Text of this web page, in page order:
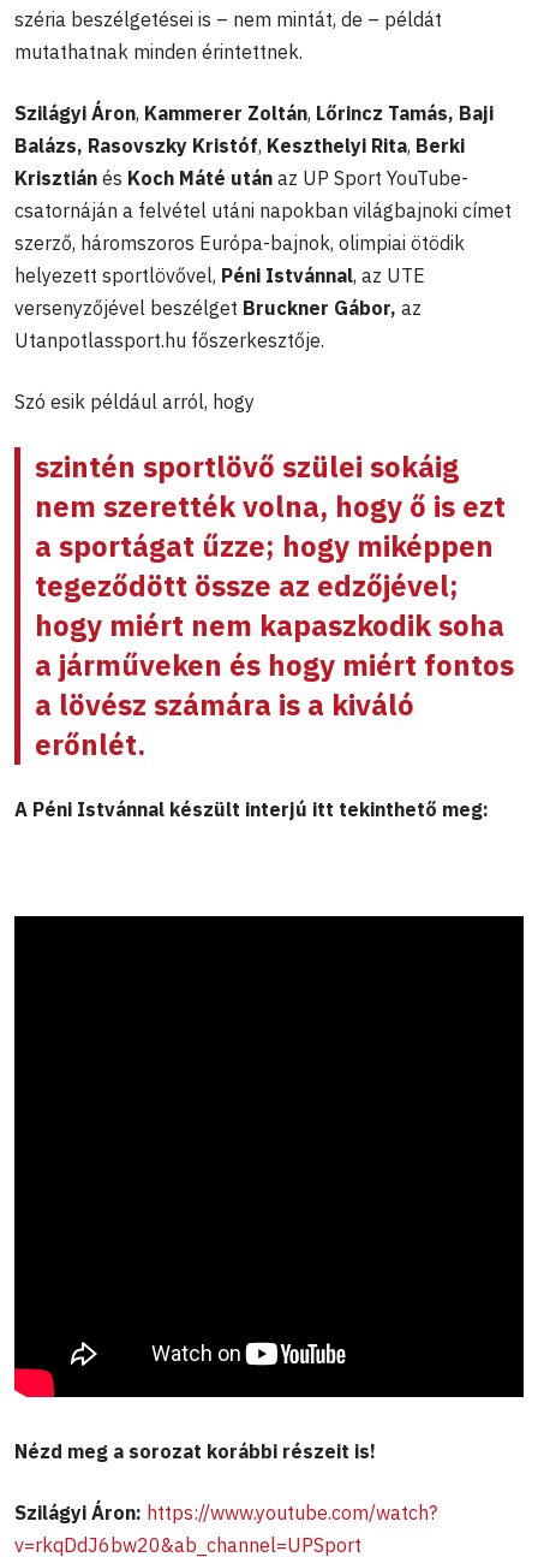
széria beszélgetései is – nem mintát, de – példát
mutathatnak minden érintettnek.
Szilágyi Áron, Kammerer Zoltán, Lőrincz Tamás, Baji
Balázs, Rasovszky Kristóf, Keszthelyi Rita, Berki
Krisztián és Koch Máté után az UP Sport YouTube-
csatornáján a felvétel utáni napokban világbajnoki címet
szerző, háromszoros Európa-bajnok, olimpiai ötödik
helyezett sportlövővel, Péni Istvánnal, az UTE
versenyzőjével beszélget Bruckner Gábor, az
Utanpotlassport.hu főszerkesztője.
Szó esik például arról, hogy
szintén sportlövő szülei sokáig
nem szerették volna, hogy ő is ezt
a sportágat űzze; hogy miképpen
tegeződött össze az edzőjével;
hogy miért nem kapaszkodik soha
a járműveken és hogy miért fontos
a lövész számára is a kiváló
erőnlét.
A Péni Istvánnal készült interjú itt tekinthető meg:
Nézd meg a sorozat korábbi részeit is!
Szilágyi Áron: https://www.youtube.com/watch?
v=rkqDdJ6bw20&ab_channel=UPSport